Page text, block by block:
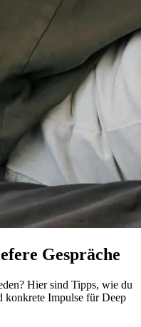
Gespräche
Hier sind Tipps, wie du
konkrete Impulse für Deep